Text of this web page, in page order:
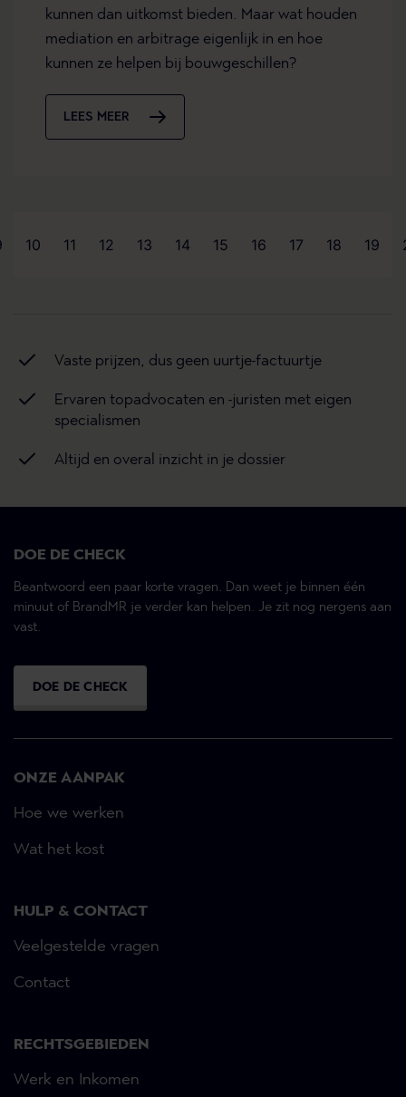
kunnen dan uitkomst bieden. Maar wat houden
mediation en arbitrage eigenlijk in en hoe
kunnen ze helpen bij bouwgeschillen?
LEES MEER
10 11 12 13 14 15 16 17 18 19
Vaste prijzen, dus geen uurtje-factuurtje
Ervaren topadvocaten en -juristen met eigen
specialismen
Altijd en overal inzicht in je dossier
ONZE AANPAK
Hoe we werken
Wat het kost
HULP & CONTACT
Veelgestelde vragen
Contact
RECHTSGEBIEDEN
Werk en Inkomen
DOE DE CHECK
Beantwoord een paar korte vragen. Dan weet je binnen één
minuut of BrandMR je verder kan helpen. Je zit nog nergens aan
vast.
DOE DE CHECK